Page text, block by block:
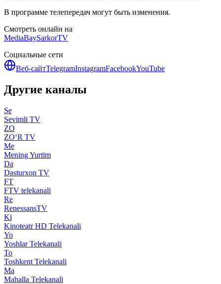
В программе телепередач могут быть изменения.
Смотреть онлайн на
MediaBaySarkorTV
Социальные сети
Веб-сайтTelegramInstagramFacebookYouTube
Другие каналы
Se
Sevimli TV
ZO
ZO‘R TV
Me
Mening Yurtim
Da
Dasturxon TV
FT
FTV telekanali
Re
RenessansTV
Ki
Kinoteatr HD Telekanali
Yo
Yoshlar Telekanali
To
Toshkent Telekanali
Ma
Mahalla Telekanali